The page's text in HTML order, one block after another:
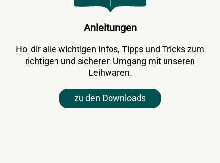
Anleitungen
Hol dir alle wichtigen Infos, Tipps und Tricks zum
richtigen und sicheren Umgang mit unseren
Leihwaren.
zu den Downloads